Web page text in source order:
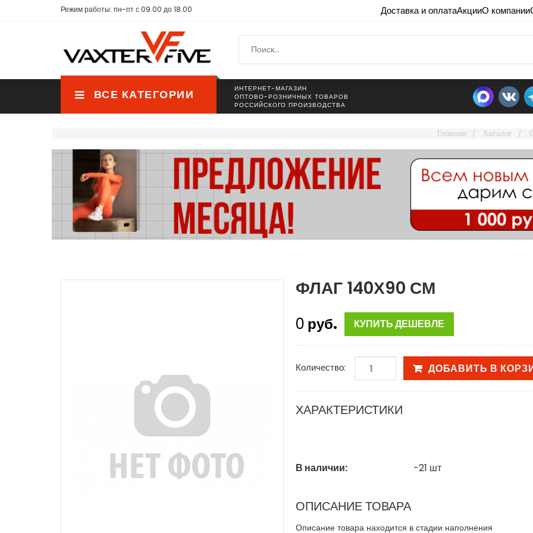
Режим работы: пн-пт с 09.00 до 18.00 Доставка и оплатаАкцииО компании
ВСЕ КАТЕГОРИИ
ИНТЕРНЕТ-МАГАЗИН
ОПТОВО-РОЗНИЧНЫХ ТОВАРОВ
РОССИЙСКОГО ПРОИЗВОДСТВА
Главная Каталог
ФЛАГ 140Х90 СМ
0 руб. КУПИТЬ ДЕШЕВЛЕ
Количество: ДОБАВИТЬ В
ХАРАКТЕРИСТИКИ
В наличии: -21 шт
ОПИСАНИЕ ТОВАРА
Описание товара находится в стадии наполнения